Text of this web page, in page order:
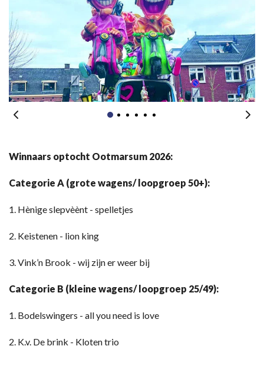
Winnaars optocht Ootmarsum 2026:
Categorie A (grote wagens/ loopgroep 50+):
1. Hènige slepvèènt - spelletjes
2. Keistenen - lion king
3. Vink’n Brook - wij zijn er weer bij
Categorie B (kleine wagens/ loopgroep 25/49):
1. Bodelswingers - all you need is love
2. K.v. De brink - Kloten trio